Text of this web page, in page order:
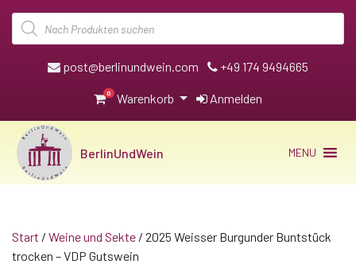
Products
search
post@berlinundwein.com +49 174 9494665
0 Warenkorb Anmelden
BerlinUndWein MENU
Start / Weine und Sekte / 2025 Weisser Burgunder Buntstück
trocken – VDP Gutswein